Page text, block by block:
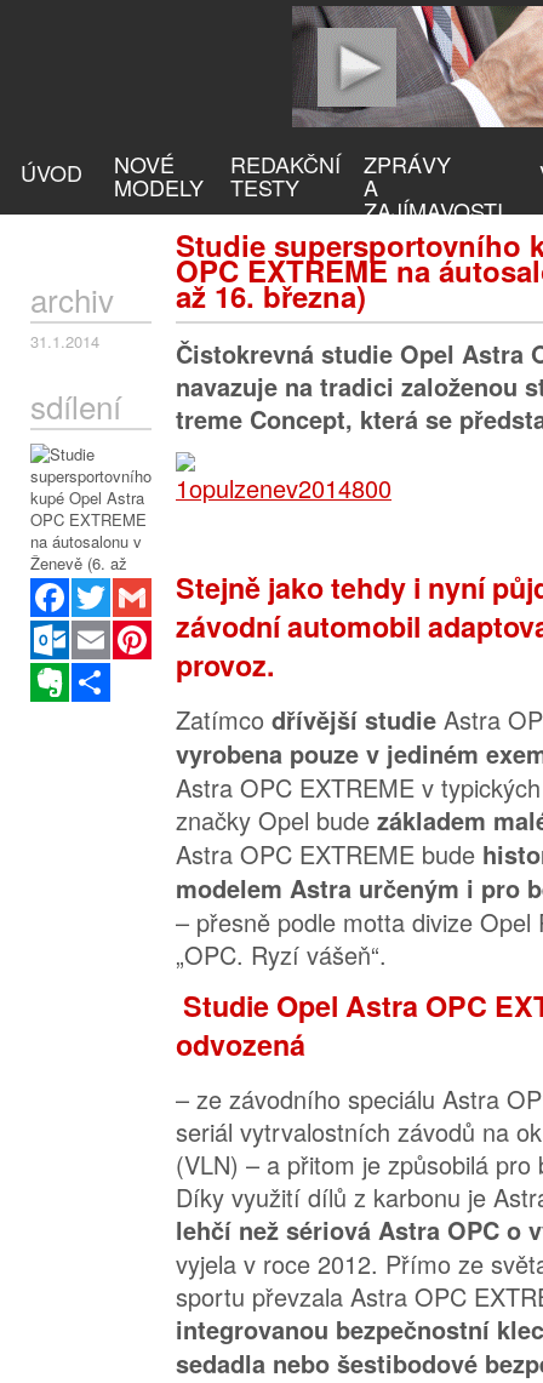
ÚVOD NOVÉ
MODELY
REDAKČNÍ
TESTY
ZPRÁVY
A
ZAJÍMAVOSTI
Studie supersportovního
OPC EXTREME na
až 16. března)
archiv
31.1.2014
sdílení
Facebook
Twitter
Gmail
Outlook.com
Email
Pinterest
Evernote
Čistokrevná studie Opel Astra
navazuje na tradici založenou
treme Concept, která se
Stejně jako tehdy i nyní
závodní automobil
provoz.
Zatímco dřívější studie Astra
vyrobena pouze v jediném
Astra OPC EXTREME v
značky Opel bude základem
Astra OPC EXTREME bude
modelem Astra určeným i pro
– přesně podle motta divize Opel
„OPC. Ryzí vášeň“.
Studie Opel Astra OPC
odvozená
– ze závodního speciálu Astra
seriál vytrvalostních závodů na
(VLN) – a přitom je způsobilá
Díky využití dílů z karbonu je
lehčí než sériová Astra OPC o
vyjela v roce 2012. Přímo ze
sportu převzala Astra OPC
integrovanou bezpečnostní
sedadla nebo šestibodové